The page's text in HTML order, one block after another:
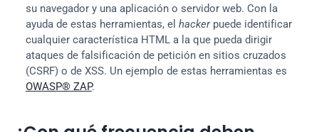
su navegador y una aplicación o servidor web. Con la
ayuda de estas herramientas, el hacker puede identificar
cualquier característica HTML a la que pueda dirigir
ataques de falsificación de petición en sitios cruzados
OWASP® ZAP.